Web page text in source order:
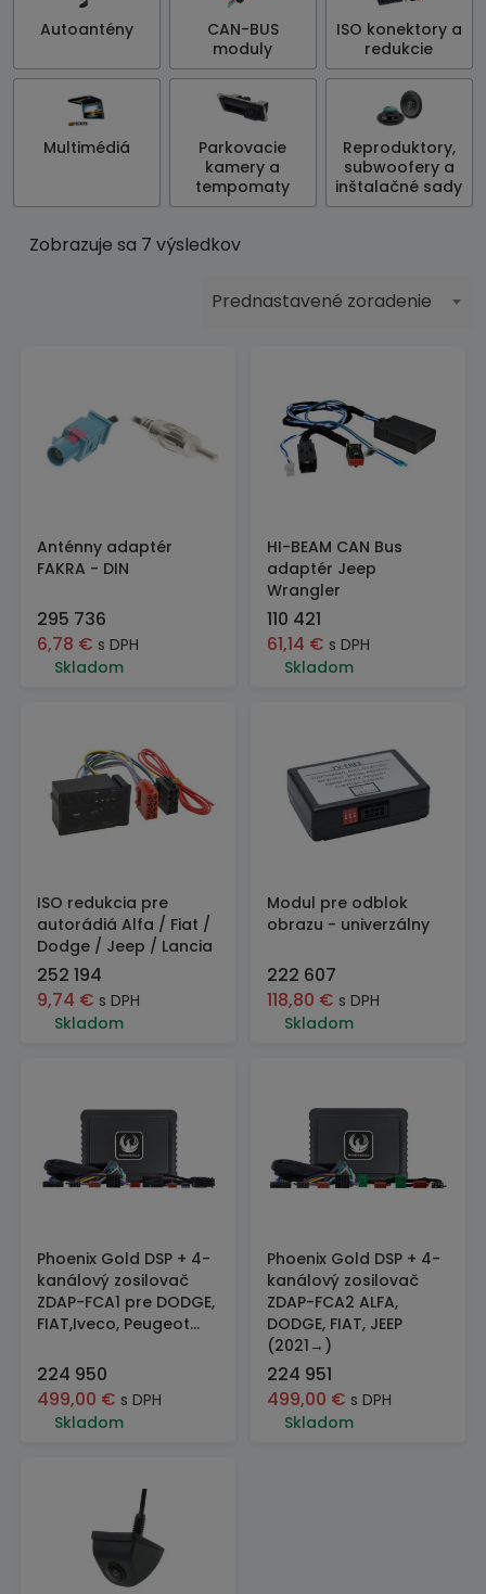
Autoantény
CAN-BUS
moduly
ISO konektory a
redukcie
Multimédiá
Parkovacie
kamery a
tempomaty
Reproduktory,
subwoofery a
inštalačné sady
Zobrazuje sa 7 výsledkov
Prednastavené zoradenie
Anténny adaptér
FAKRA - DIN
295 736
6,78 € s DPH
Skladom
HI-BEAM CAN Bus
adaptér Jeep
Wrangler
110 421
61,14 € s DPH
Skladom
ISO redukcia pre
autorádiá Alfa / Fiat /
Dodge / Jeep / Lancia
252 194
9,74 € s DPH
Skladom
Modul pre odblok
obrazu - univerzálny
222 607
118,80 € s DPH
Skladom
Phoenix Gold DSP + 4-
kanálový zosilovač
ZDAP-FCA1 pre DODGE,
FIAT,Iveco, Peugeot...
224 950
499,00 € s DPH
Skladom
Phoenix Gold DSP + 4-
kanálový zosilovač
ZDAP-FCA2 ALFA,
DODGE, FIAT, JEEP
(2021→)
224 951
499,00 € s DPH
Skladom